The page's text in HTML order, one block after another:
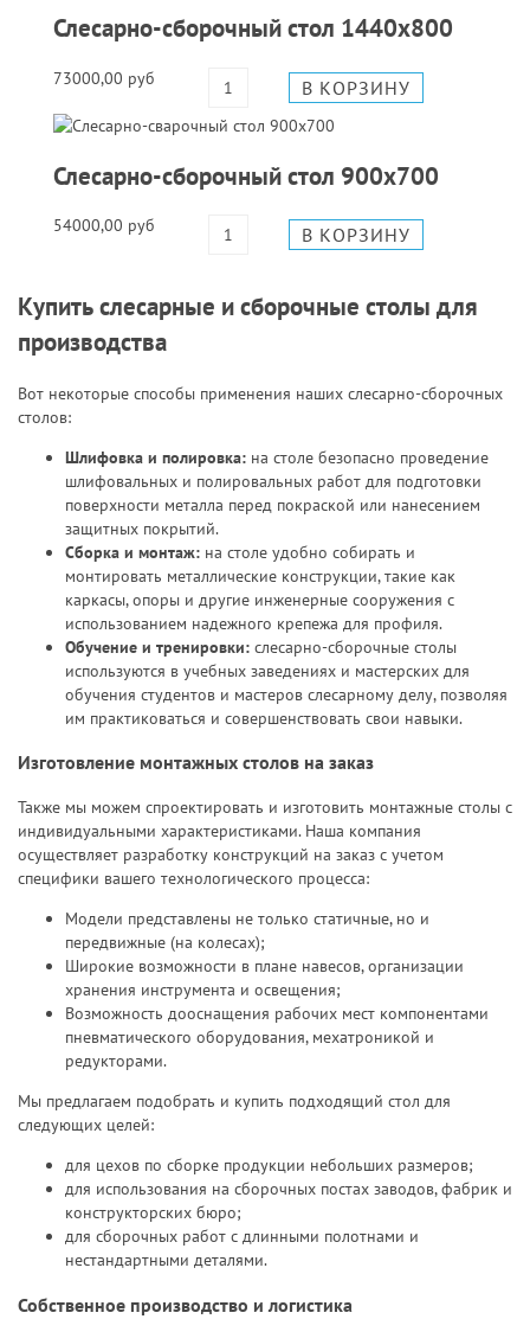
Слесарно-сборочный стол 1440х800
73000,00 руб
Слесарно-сборочный стол 900х700
54000,00 руб
Купить слесарные и сборочные столы для
производства
Вот некоторые способы применения наших слесарно-сборочных
столов:
Шлифовка и полировка: на столе безопасно проведение
шлифовальных и полировальных работ для подготовки
поверхности металла перед покраской или нанесением
защитных покрытий.
Сборка и монтаж: на столе удобно собирать и
монтировать металлические конструкции, такие как
каркасы, опоры и другие инженерные сооружения с
использованием надежного крепежа для профиля.
Обучение и тренировки: слесарно-сборочные столы
используются в учебных заведениях и мастерских для
обучения студентов и мастеров слесарному делу, позволяя
им практиковаться и совершенствовать свои навыки.
Изготовление монтажных столов на заказ
Также мы можем спроектировать и изготовить монтажные столы с
индивидуальными характеристиками. Наша компания
осуществляет разработку конструкций на заказ с учетом
специфики вашего технологического процесса:
Модели представлены не только статичные, но и
передвижные (на колесах);
Широкие возможности в плане навесов, организации
хранения инструмента и освещения;
Возможность дооснащения рабочих мест компонентами
пневматического оборудования, мехатроникой и
редукторами.
Мы предлагаем подобрать и купить подходящий стол для
следующих целей:
для цехов по сборке продукции небольших размеров;
для использования на сборочных постах заводов, фабрик и
конструкторских бюро;
для сборочных работ с длинными полотнами и
нестандартными деталями.
Собственное производство и логистика